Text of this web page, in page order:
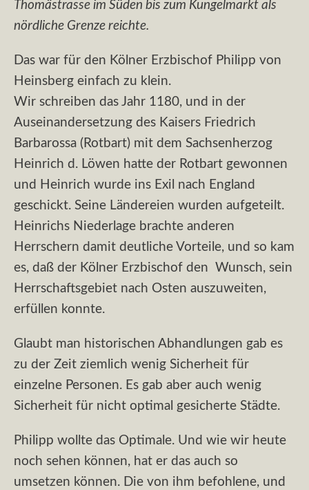
Thomästrasse im Süden bis zum Kungelmarkt als
nördliche Grenze reichte.
Das war für den Kölner Erzbischof Philipp von
Heinsberg einfach zu klein.
Wir schreiben das Jahr 1180, und in der
Auseinandersetzung des Kaisers Friedrich
Barbarossa (Rotbart) mit dem Sachsenherzog
Heinrich d. Löwen hatte der Rotbart gewonnen
und Heinrich wurde ins Exil nach England
geschickt. Seine Ländereien wurden aufgeteilt.
Heinrichs Niederlage brachte anderen
Herrschern damit deutliche Vorteile, und so kam
es, daß der Kölner Erzbischof den Wunsch, sein
Herrschaftsgebiet nach Osten auszuweiten,
erfüllen konnte.
Glaubt man historischen Abhandlungen gab es
zu der Zeit ziemlich wenig Sicherheit für
einzelne Personen. Es gab aber auch wenig
Sicherheit für nicht optimal gesicherte Städte.
Philipp wollte das Optimale. Und wie wir heute
noch sehen können, hat er das auch so
umsetzen können. Die von ihm befohlene, und